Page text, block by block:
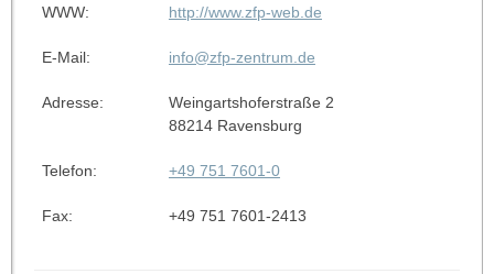
WWW: http://www.zfp-web.de
E-Mail: info@zfp-zentrum.de
Adresse:
Weingartshoferstraße 2
88214 Ravensburg
Telefon: +49 751 7601-0
Fax: +49 751 7601-2413